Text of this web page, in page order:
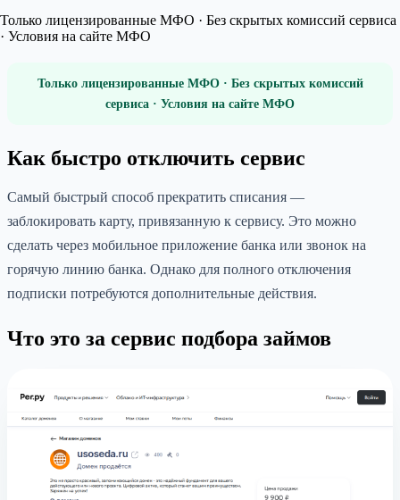
Только лицензированные МФО · Без скрытых комиссий сервиса
· Условия на сайте МФО
Только лицензированные МФО · Без скрытых комиссий
сервиса · Условия на сайте МФО
Как быстро отключить сервис
Самый быстрый способ прекратить списания —
заблокировать карту, привязанную к сервису. Это можно
сделать через мобильное приложение банка или звонок на
горячую линию банка. Однако для полного отключения
подписки потребуются дополнительные действия.
Что это за сервис подбора займов